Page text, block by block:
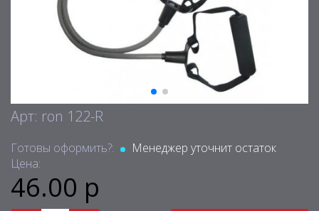
Арт: ron 122-R
Готовы оформить?:
Менеджер уточнит остаток
Цена:
46.00 р